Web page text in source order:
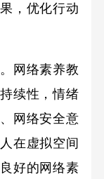
，优化行动
网络素养教
续性，情绪
网络安全意
在虚拟空间
好的网络素